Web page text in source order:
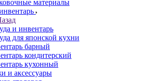
материалы
и инвентарь
для японской кухни
барный
кондитерский
кухонный
и аксессуары